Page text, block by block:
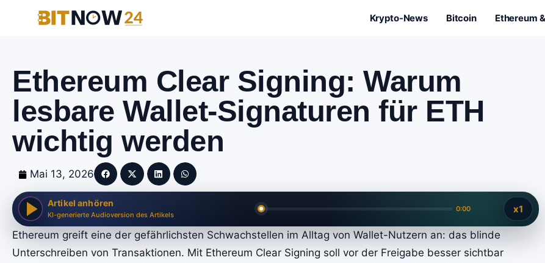
Krypto-News Bitcoin Ethereum
Ethereum Clear Signing: Warum
lesbare Wallet-Signaturen für ETH
wichtig werden
Mai 13, 2026
Artikel anhören
KI-generierte Audioversion des Artikels
0:00 x1
Ethereum greift eine der gefährlichsten Schwachstellen im Alltag von Wallet-Nutzern an: das blinde
Unterschreiben von Transaktionen. Mit Ethereum Clear Signing soll vor der Freigabe besser sichtbar